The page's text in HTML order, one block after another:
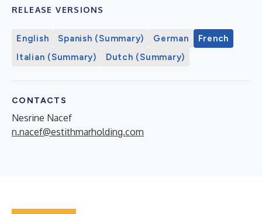
RELEASE VERSIONS
English Spanish (Summary) German
French
Italian (Summary)
Dutch (Summary)
CONTACTS
Nesrine Nacef
n.nacef@estithmarholding.com